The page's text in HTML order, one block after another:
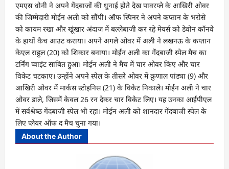
एमएस धोनी ने अपने गेंदबाजों की धुनाई होते देख पावरप्‍ले के आखिरी ओवर
की जिम्‍मेदारी मोईन अली को सौंपी। ऑफ स्पिनर ने अपने कप्‍तान के भरोसे
को कायम रखा और खूंखार अंदाज में बल्‍लेबाजी कर रहे मेयर्स को डेवोन कॉनवे
के हाथों कैच आउट कराया। अपने अगले ओवर में अली ने लखनऊ के कप्‍तान
केएल राहुल (20) को शिकार बनाया। मोईन अली का गेंदबाजी स्‍पेल मैच का
टर्निंग प्‍वाइंट साबित हुआ। मोईन अली ने मैच में चार ओवर किए और चार
विकेट चटकाए। उन्‍होंने अपने स्‍पेल के तीसरे ओवर में क्रुणाल पांड्या (9) और
आखिरी ओवर में मार्कस स्‍टोइनिस (21) के विकेट निकाले। मोईन अली ने चार
ओवर डाले, जिसमें केवल 26 रन देकर चार विकेट लिए। यह उनका आईपीएल
में सर्वश्रेष्‍ठ गेंदबाजी स्‍पेल भी रहा। मोईन अली को शानदार गेंदबाजी स्‍पेल के
लिए प्‍लेयर ऑफ द मैच चुना गया।
About the Author